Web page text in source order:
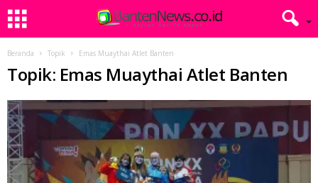
Beranda Topik Emas Muaythai Atlet Banten
Topik: Emas Muaythai Atlet Banten